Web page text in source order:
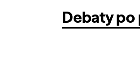
Debaty